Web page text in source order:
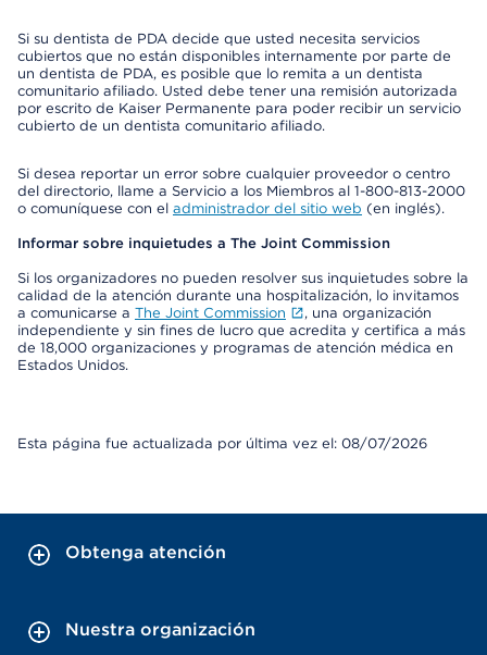
Si su dentista de PDA decide que usted necesita servicios
cubiertos que no están disponibles internamente por parte de
un dentista de PDA, es posible que lo remita a un dentista
comunitario afiliado. Usted debe tener una remisión autorizada
por escrito de Kaiser Permanente para poder recibir un servicio
cubierto de un dentista comunitario afiliado.
Si desea reportar un error sobre cualquier proveedor o centro
del directorio, llame a Servicio a los Miembros al 1-800-813-2000
o comuníquese con el administrador del sitio web (en inglés).
Informar sobre inquietudes a The Joint Commission
Si los organizadores no pueden resolver sus inquietudes sobre la
calidad de la atención durante una hospitalización, lo invitamos
a comunicarse a The Joint Commission
, una organización
independiente y sin fines de lucro que acredita y certifica a más
de 18,000 organizaciones y programas de atención médica en
Estados Unidos.
Esta página fue actualizada por última vez el: 08/07/2026
Obtenga atención
Nuestra organización